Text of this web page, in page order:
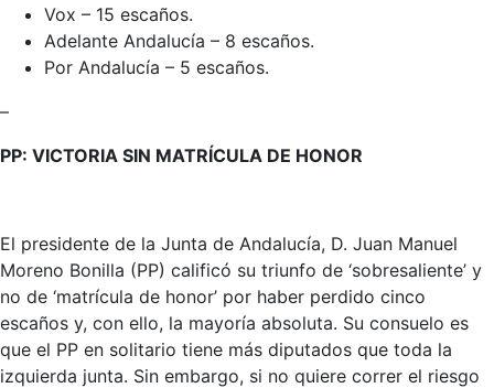
Vox – 15 escaños.
Adelante Andalucía – 8 escaños.
Por Andalucía – 5 escaños.
–
PP: VICTORIA SIN MATRÍCULA DE HONOR
El presidente de la Junta de Andalucía, D. Juan Manuel
Moreno Bonilla (PP) calificó su triunfo de ‘sobresaliente’ y
no de ‘matrícula de honor’ por haber perdido cinco
escaños y, con ello, la mayoría absoluta. Su consuelo es
que el PP en solitario tiene más diputados que toda la
izquierda junta. Sin embargo, si no quiere correr el riesgo